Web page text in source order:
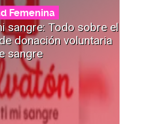
Femenina
sangre: Todo sobre el
donación voluntaria
sangre